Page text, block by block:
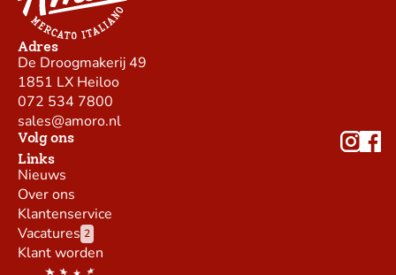
Adres
De Droogmakerij 49
1851 LX Heiloo
072 534 7800
sales@amoro.nl
Volg ons
Links
Nieuws
Over ons
Klantenservice
Vacatures 2
Klant worden